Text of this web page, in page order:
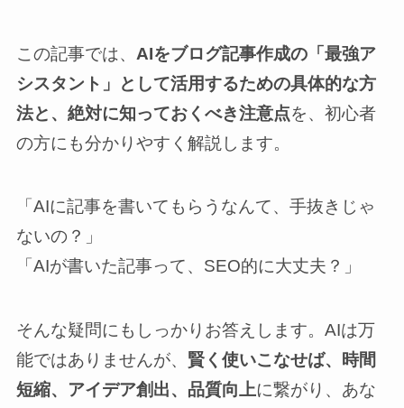
この記事では、 AIをブログ記事作成の「最強ア
シスタント」として活用するための具体的な方
法と、絶対に知っておくべき注意点を、初心者
の方にも分かりやすく解説します。
「AIに記事を書いてもらうなんて、手抜きじゃ
ないの？」
「AIが書いた記事って、SEO的に大丈夫？」
そんな疑問にもしっかりお答えします。AIは万
能ではありませんが、 賢く使いこなせば、時間
短縮、アイデア創出、品質向上に繋がり、あな